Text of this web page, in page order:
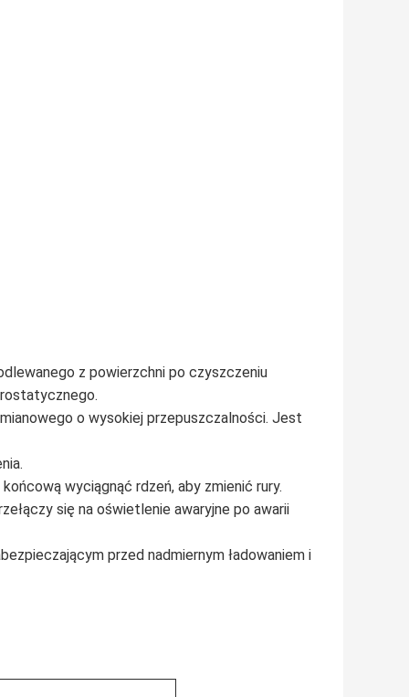
z powierzchni po czyszczeniu
o wysokiej przepuszczalności. Jest
wyciągnąć rdzeń, aby zmienić rury.
się na oświetlenie awaryjne po awarii
przed nadmiernym ładowaniem i